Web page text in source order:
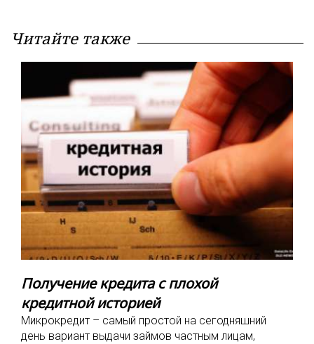
Читайте также
Получение кредита с плохой
кредитной историей
Микрокредит – самый простой на сегодняшний
день вариант выдачи займов частным лицам,